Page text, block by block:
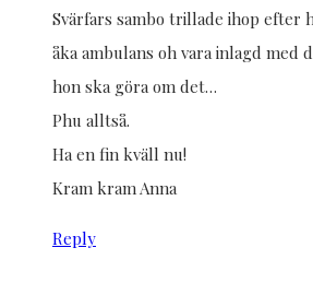
Svärfars sambo trillade ihop efter
åka ambulans oh vara inlagd med
hon ska göra om det…
Phu alltså.
Ha en fin kväll nu!
Kram kram Anna
Reply